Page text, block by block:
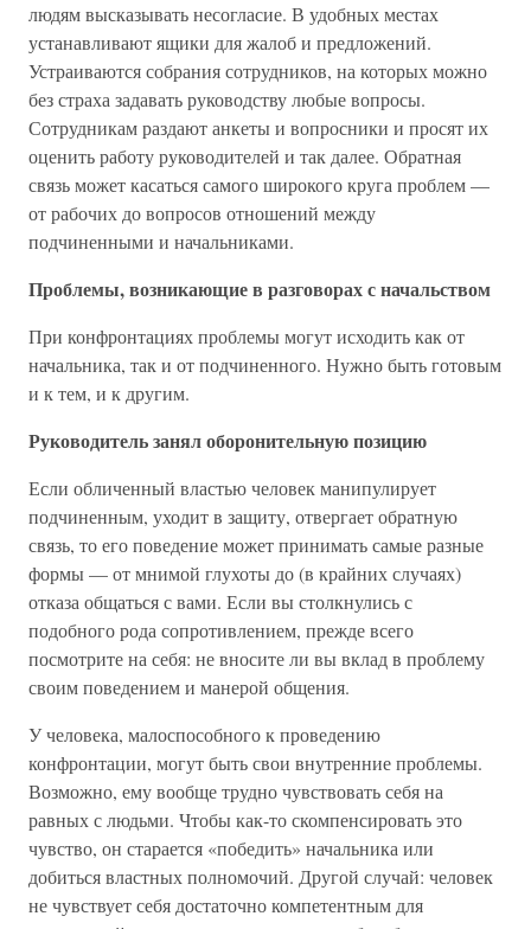
людям высказывать несогласие. В удобных местах
устанавливают ящики для жалоб и предложений.
Устраиваются собрания сотрудников, на которых можно
без страха задавать руководству любые вопросы.
Сотрудникам раздают анкеты и вопросники и просят их
оценить работу руководителей и так далее. Обратная
связь может касаться самого широкого круга проблем —
от рабочих до вопросов отношений между
подчиненными и начальниками.
Проблемы, возникающие в разговорах с начальством
При конфронтациях проблемы могут исходить как от
начальника, так и от подчиненного. Нужно быть готовым
и к тем, и к другим.
Руководитель занял оборонительную позицию
Если обличенный властью человек манипулирует
подчиненным, уходит в защиту, отвергает обратную
связь, то его поведение может принимать самые разные
формы — от мнимой глухоты до (в крайних случаях)
отказа общаться с вами. Если вы столкнулись с
подобного рода сопротивлением, прежде всего
посмотрите на себя: не вносите ли вы вклад в проблему
своим поведением и манерой общения.
У человека, малоспособного к проведению
конфронтации, могут быть свои внутренние проблемы.
Возможно, ему вообще трудно чувствовать себя на
равных с людьми. Чтобы как-то скомпенсировать это
чувство, он старается «победить» начальника или
добиться властных полномочий. Другой случай: человек
не чувствует себя достаточно компетентным для